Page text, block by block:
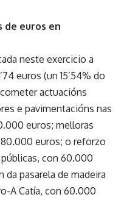
de euros en
neste exercicio a
euros (un 15’54% do
actuacións
e pavimentacións nas
euros; melloras
euros; o reforzo
con 60.000
da pasarela de madeira
A Catía, con 60.000